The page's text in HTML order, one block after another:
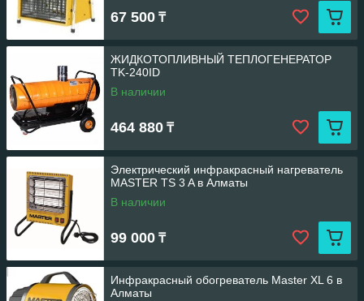
67 500 ₸
ЖИДКОТОПЛИВНЫЙ ТЕПЛОГЕНЕРАТОР
TK-240ID
В наличии
464 880 ₸
Электрический инфракрасный нагреватель
MASTER TS 3 A в Алматы
В наличии
99 000 ₸
Инфракрасный обогреватель Master XL 6 в
Алматы